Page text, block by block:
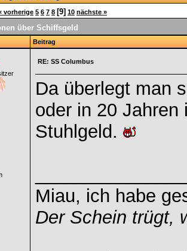
vorherige 5 6 7 8 [9] 10 nächste »
über Schiffsgeld
Beitrag
RE: SS Columbus
Da überlegt man
oder in 20
Stuhlgeld.
Miau, ich habe
Der Schein trügt,